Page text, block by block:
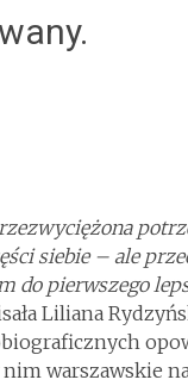
siebie – ale
do pierwszego
Liliana
nim warszawskie